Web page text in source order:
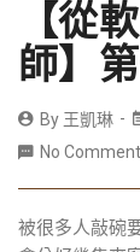
【從
師】
By 王凱琳
No
被很多人敲碗